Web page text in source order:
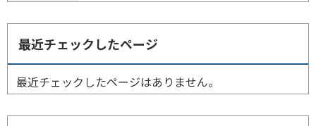
最近チェックしたページ
最近チェックしたページはありません。